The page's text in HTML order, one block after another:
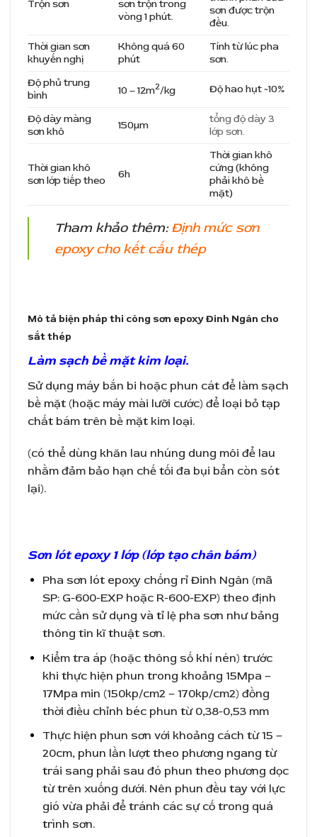
Trộn sơn
sơn trộn trong
vòng 1 phút.
sơn được trộn
đều.
Thời gian sơn
khuyến nghị
Không quá 60
phút
Tính từ lúc pha
sơn.
Độ phủ trung
bình
10 – 12m2/kg Độ hao hụt ~10%
Độ dày màng
sơn khô
150µm
tổng độ dày 3
lớp sơn.
Thời gian khô
sơn lớp tiếp theo
6h
Thời gian khô
cứng (không
phải khô bề
mặt)
Tham khảo thêm:Định mức sơn
epoxy cho kết cấu thép
Mô tả biện pháp thi công sơn epoxy Đinh Ngân cho
sắt thép
Làm sạch bề mặt kim loại.
Sử dụng máy bắn bi hoặc phun cát để làm sạch
bề mặt (hoặc máy mài lưỡi cước) để loại bỏ tạp
chất bám trên bề mặt kim loại.
(có thể dùng khăn lau nhúng dung môi để lau
nhằm đảm bảo hạn chế tối đa bụi bẩn còn sót
lại).
Sơn lót epoxy 1 lớp (lớp tạo chân bám)
Pha sơn lót epoxy chống rỉ Đinh Ngân (mã
SP: G-600-EXP hoặc R-600-EXP) theo định
mức cần sử dụng và tỉ lệ pha sơn như bảng
thông tin kĩ thuật sơn.
Kiểm tra áp (hoặc thông số khí nén) trước
khi thực hiện phun trong khoảng 15Mpa –
17Mpa min (150kp/cm2 – 170kp/cm2) đồng
thời điều chỉnh béc phun từ 0,38-0,53 mm
Thực hiện phun sơn với khoảng cách từ 15 –
20cm, phun lần lượt theo phương ngang từ
trái sang phải sau đó phun theo phương dọc
từ trên xuống dưới. Nên phun đều tay với lực
gió vừa phải để tránh các sự cố trong quá
trình sơn.